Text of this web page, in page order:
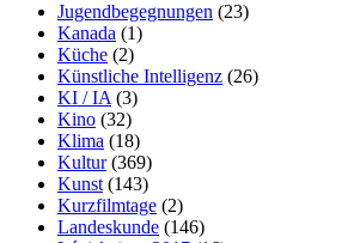
Jugendbegegnungen (23)
Kanada (1)
Küche (2)
Künstliche Intelligenz (26)
KI / IA (3)
Kino (32)
Klima (18)
Kultur(369)
Kunst (143)
Kurzfilmtage (2)
Landeskunde (146)